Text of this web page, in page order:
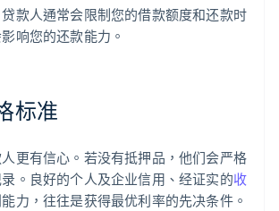
款人通常会限制您的借款额度和还款时
响您的还款能力。
标准
更有信心。若没有抵押品，他们会严格
。良好的个人及企业信用、经证实的收
力，往往是获得最优利率的先决条件。